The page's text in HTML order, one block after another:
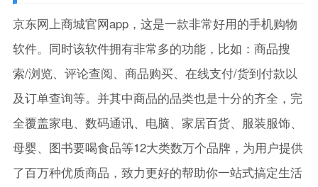
京东网上商城官网app，这是一款非常好用的手机购物
软件。同时该软件拥有非常多的功能，比如：商品搜
索/浏览、评论查阅、商品购买、在线支付/货到付款以
及订单查询等。并其中商品的品类也是十分的齐全，完
全覆盖家电、数码通讯、电脑、家居百货、服装服饰、
母婴、图书要喝食品等12大类数万个品牌，为用户提供
了百万种优质商品，致力更好的帮助你一站式搞定生活